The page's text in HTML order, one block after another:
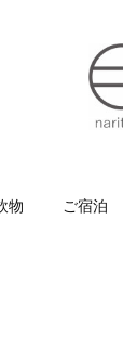
物 ご宿泊